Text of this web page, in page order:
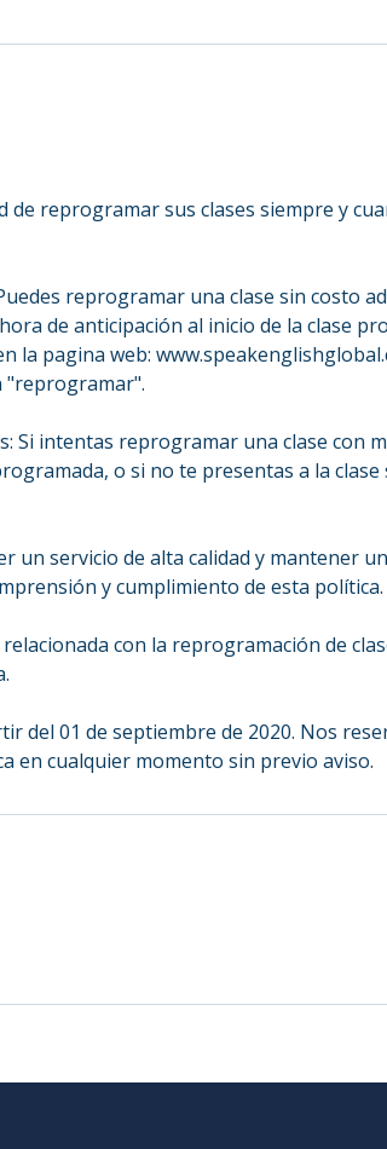
reprogramar sus clases siempre y
reprogramar una clase sin costo
de anticipación al inicio de la clase
la pagina web:
"reprogramar".
Si intentas reprogramar una clase con
o si no te presentas a la
un servicio de alta calidad y mantener
y cumplimiento de esta política.
con la reprogramación de
del 01 de septiembre de 2020. Nos
en cualquier momento sin previo aviso.